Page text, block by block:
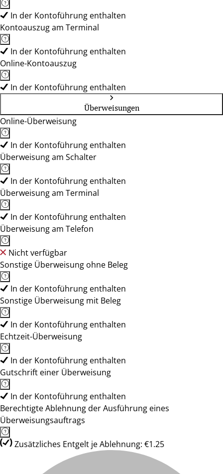
In der Kontoführung enthalten
Kontoauszug am Terminal
In der Kontoführung enthalten
Online-Kontoauszug
In der Kontoführung enthalten
Überweisungen
Online-Überweisung
In der Kontoführung enthalten
Überweisung am Schalter
In der Kontoführung enthalten
Überweisung am Terminal
In der Kontoführung enthalten
Überweisung am Telefon
Nicht verfügbar
Sonstige Überweisung ohne Beleg
In der Kontoführung enthalten
Sonstige Überweisung mit Beleg
In der Kontoführung enthalten
Echtzeit-Überweisung
In der Kontoführung enthalten
Gutschrift einer Überweisung
In der Kontoführung enthalten
Berechtigte Ablehnung der Ausführung eines
Überweisungsauftrags
Zusätzliches Entgelt je Ablehnung: €1.25